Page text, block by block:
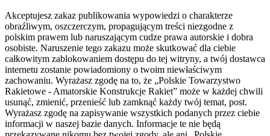
Akceptujesz zakaz publikowania wypowiedzi o charakterze
obraźliwym, oszczerczym, propagującym treści niezgodne z
polskim prawem lub naruszającym cudze prawa autorskie i dobra
osobiste. Naruszenie tego zakazu może skutkować dla ciebie
całkowitym zablokowaniem dostępu do tej witryny, a twój dostawca
internetu zostanie powiadomiony o twoim niewłaściwym
zachowaniu. Wyrażasz zgodę na to, że „Polskie Towarzystwo
Rakietowe - Amatorskie Konstrukcje Rakiet” może w każdej chwili
usunąć, zmienić, przenieść lub zamknąć każdy twój temat, post.
Wyrażasz zgodę na zapisywanie wszystkich podanych przez ciebie
informacji w naszej bazie danych. Informacje te nie będą